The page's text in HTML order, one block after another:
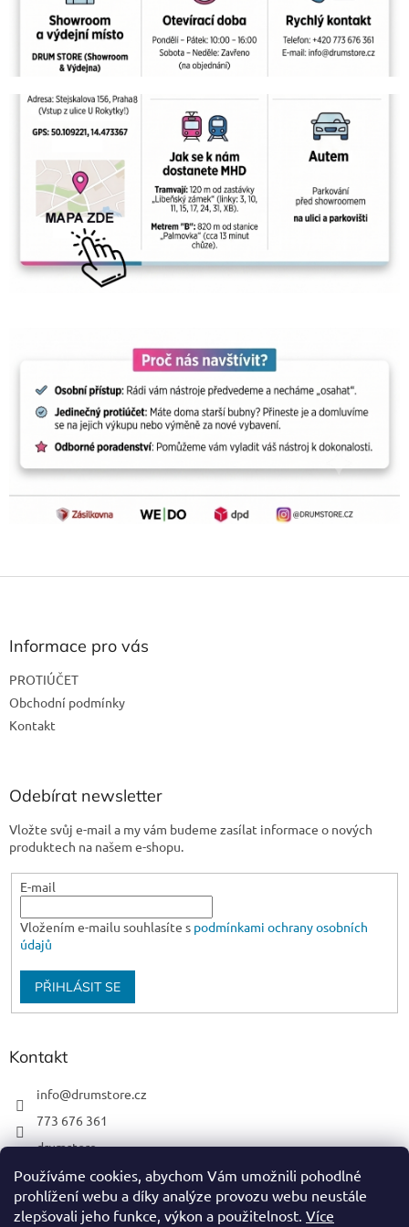
Používáme cookies, abychom Vám umožnili pohodlné
prohlížení webu a díky analýze provozu webu neustále
zlepšovali jeho funkce, výkon a použitelnost. Více
Z
Informace pro vás
PROTIÚČET
Obchodní podmínky
Kontakt
Odebírat newsletter
Vložte svůj e-mail a my vám budeme zasílat informace o nových
produktech na našem e-shopu.
E-mail
Vložením e-mailu souhlasíte s podmínkami ochrany osobních
údajů
PŘIHLÁSIT SE
Kontakt
info@drumstore.cz
773 676 361
drumstore
drumstore.cz
https://www.youtube.com/@DRUMSTOREPRAGUE